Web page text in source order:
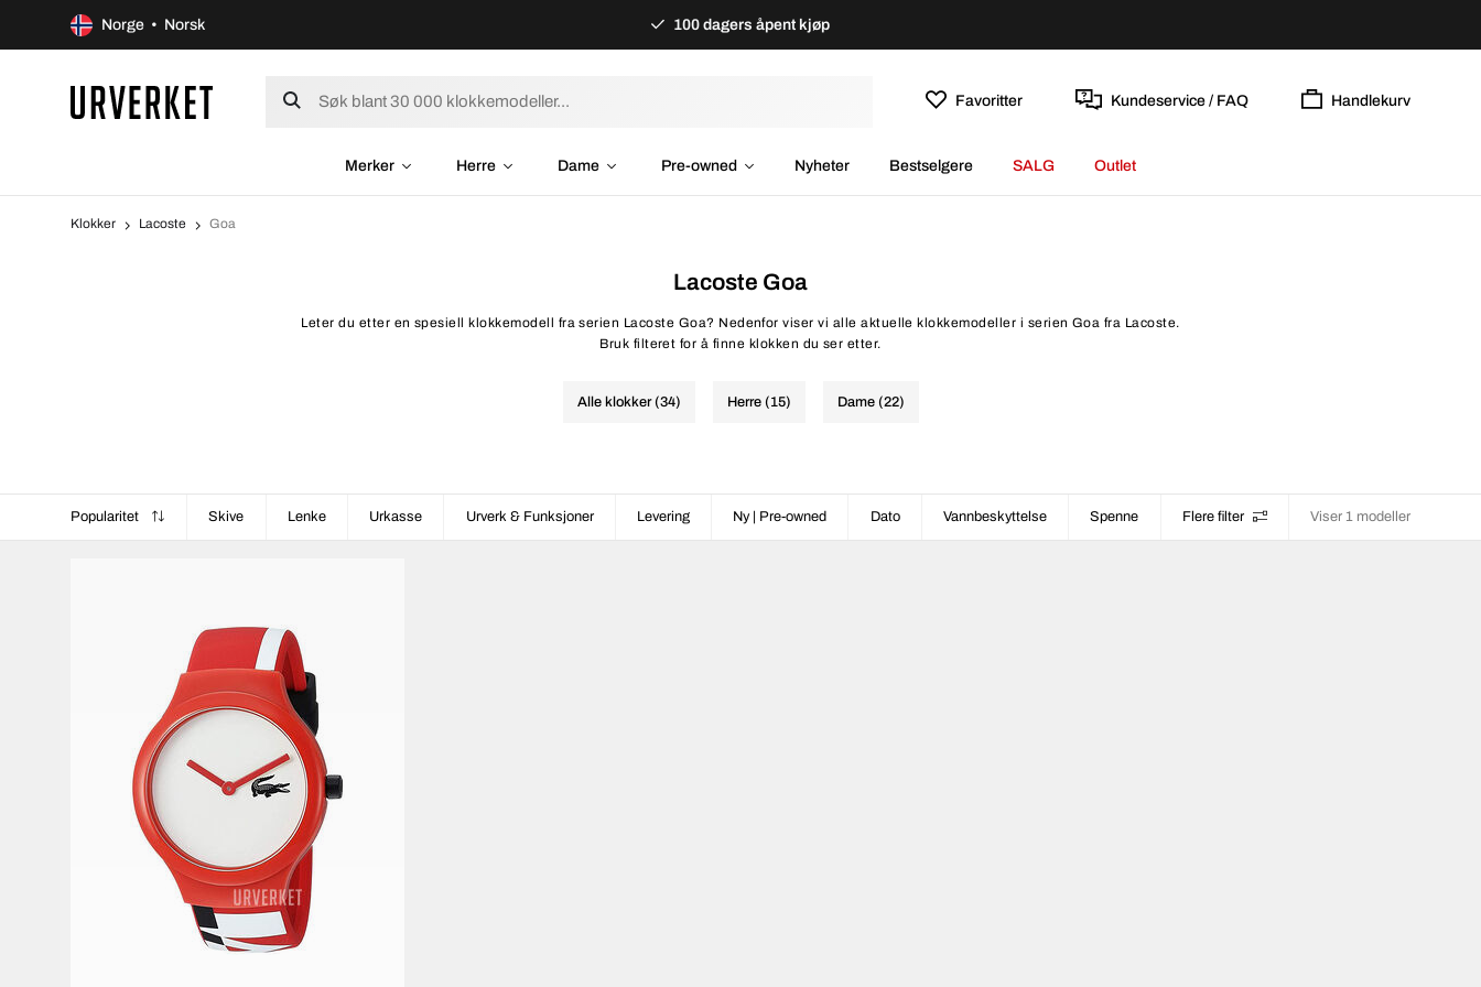
Norge • Norsk 100 dagers åpent kjøp
Favoritter Kundeservice / FAQ Handlekurv
Merker Herre Dame Pre-owned Nyheter Bestselgere SALG Outlet
Klokker Lacoste Goa
Lacoste Goa
Leter du etter en spesiell klokkemodell fra serien Lacoste Goa? Nedenfor viser vi alle aktuelle klokkemodeller i serien Goa fra Lacoste.
Bruk filteret for å finne klokken du ser etter.
Alle klokker (34) Herre (15) Dame (22)
Popularitet Skive Lenke Urkasse Urverk & Funksjoner Levering Ny | Pre-owned Dato Vannbeskyttelse Spenne Flere filter Viser 1 modeller